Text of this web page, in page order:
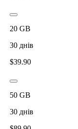
20 GB
30 днів
$39.90
50 GB
30 днів